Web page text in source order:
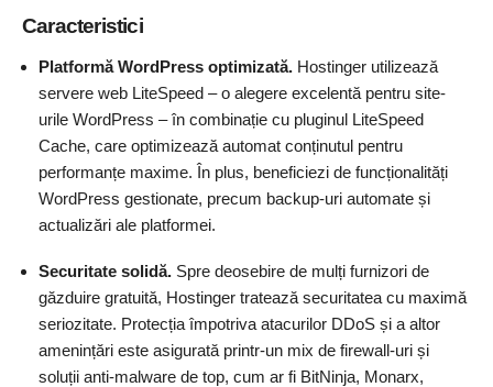
Caracteristici
Platformă WordPress optimizată. Hostinger utilizează
servere web LiteSpeed – o alegere excelentă pentru site-
urile WordPress – în combinație cu pluginul LiteSpeed
Cache, care optimizează automat conținutul pentru
performanțe maxime. În plus, beneficiezi de funcționalități
WordPress gestionate, precum backup-uri automate și
actualizări ale platformei.
Securitate solidă. Spre deosebire de mulți furnizori de
găzduire gratuită, Hostinger tratează securitatea cu maximă
seriozitate. Protecția împotriva atacurilor DDoS și a altor
amenințări este asigurată printr-un mix de firewall-uri și
soluții anti-malware de top, cum ar fi BitNinja, Monarx,